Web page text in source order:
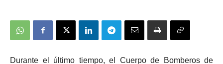
Durante el último tiempo, el Cuerpo de Bomberos de